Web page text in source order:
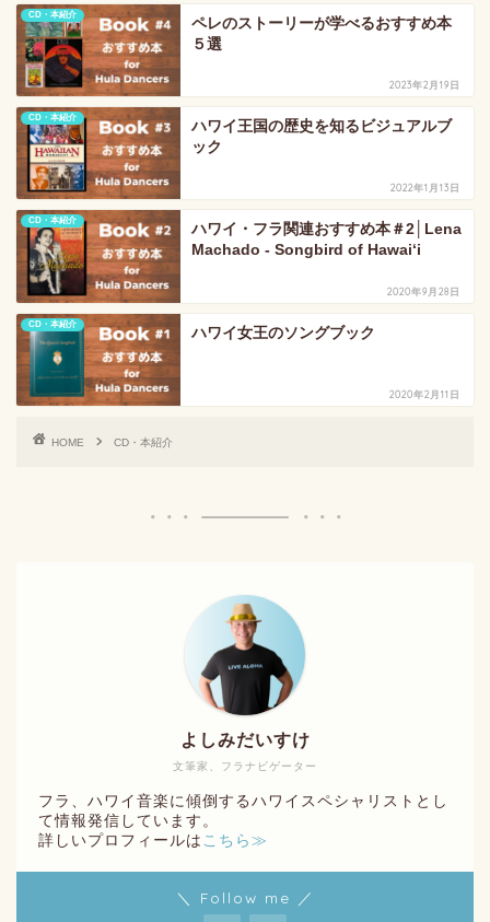
CD・本紹介
ペレのストーリーが学べるおすすめ本
５選
2023年2月19日
CD・本紹介
ハワイ王国の歴史を知るビジュアルブ
ック
2022年1月13日
CD・本紹介
ハワイ・フラ関連おすすめ本＃2│Lena
Machado - Songbird of Hawaiʻi
2020年9月28日
CD・本紹介 ハワイ女王のソングブック
2020年2月11日
HOME CD・本紹介
文筆家、フラナビゲーター
よしみだいすけ
フラ、ハワイ音楽に傾倒するハワイスペシャリストとし
て情報発信しています。
詳しいプロフィールは こちら≫
＼ Follow me ／